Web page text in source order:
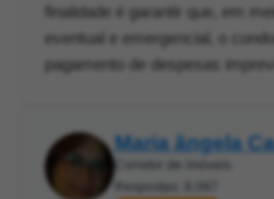
finalidade é garantir que, em
eventual e emergencial, o
pagamento de despesas
Maria ângela
Corretor de imóveis
Respostas: 8.097